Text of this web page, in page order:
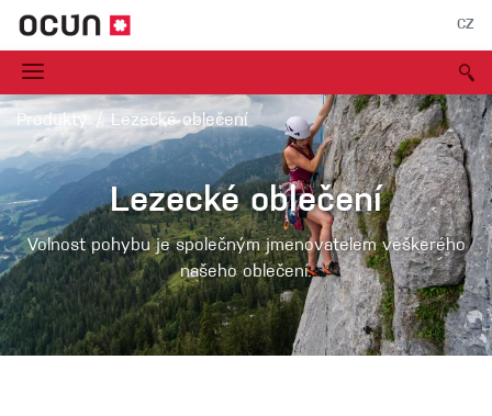
CZ
Produkty Lezecké oblečení
Lezecké oblečení
Volnost pohybu je společným jmenovatelem veškerého
našeho oblečení.